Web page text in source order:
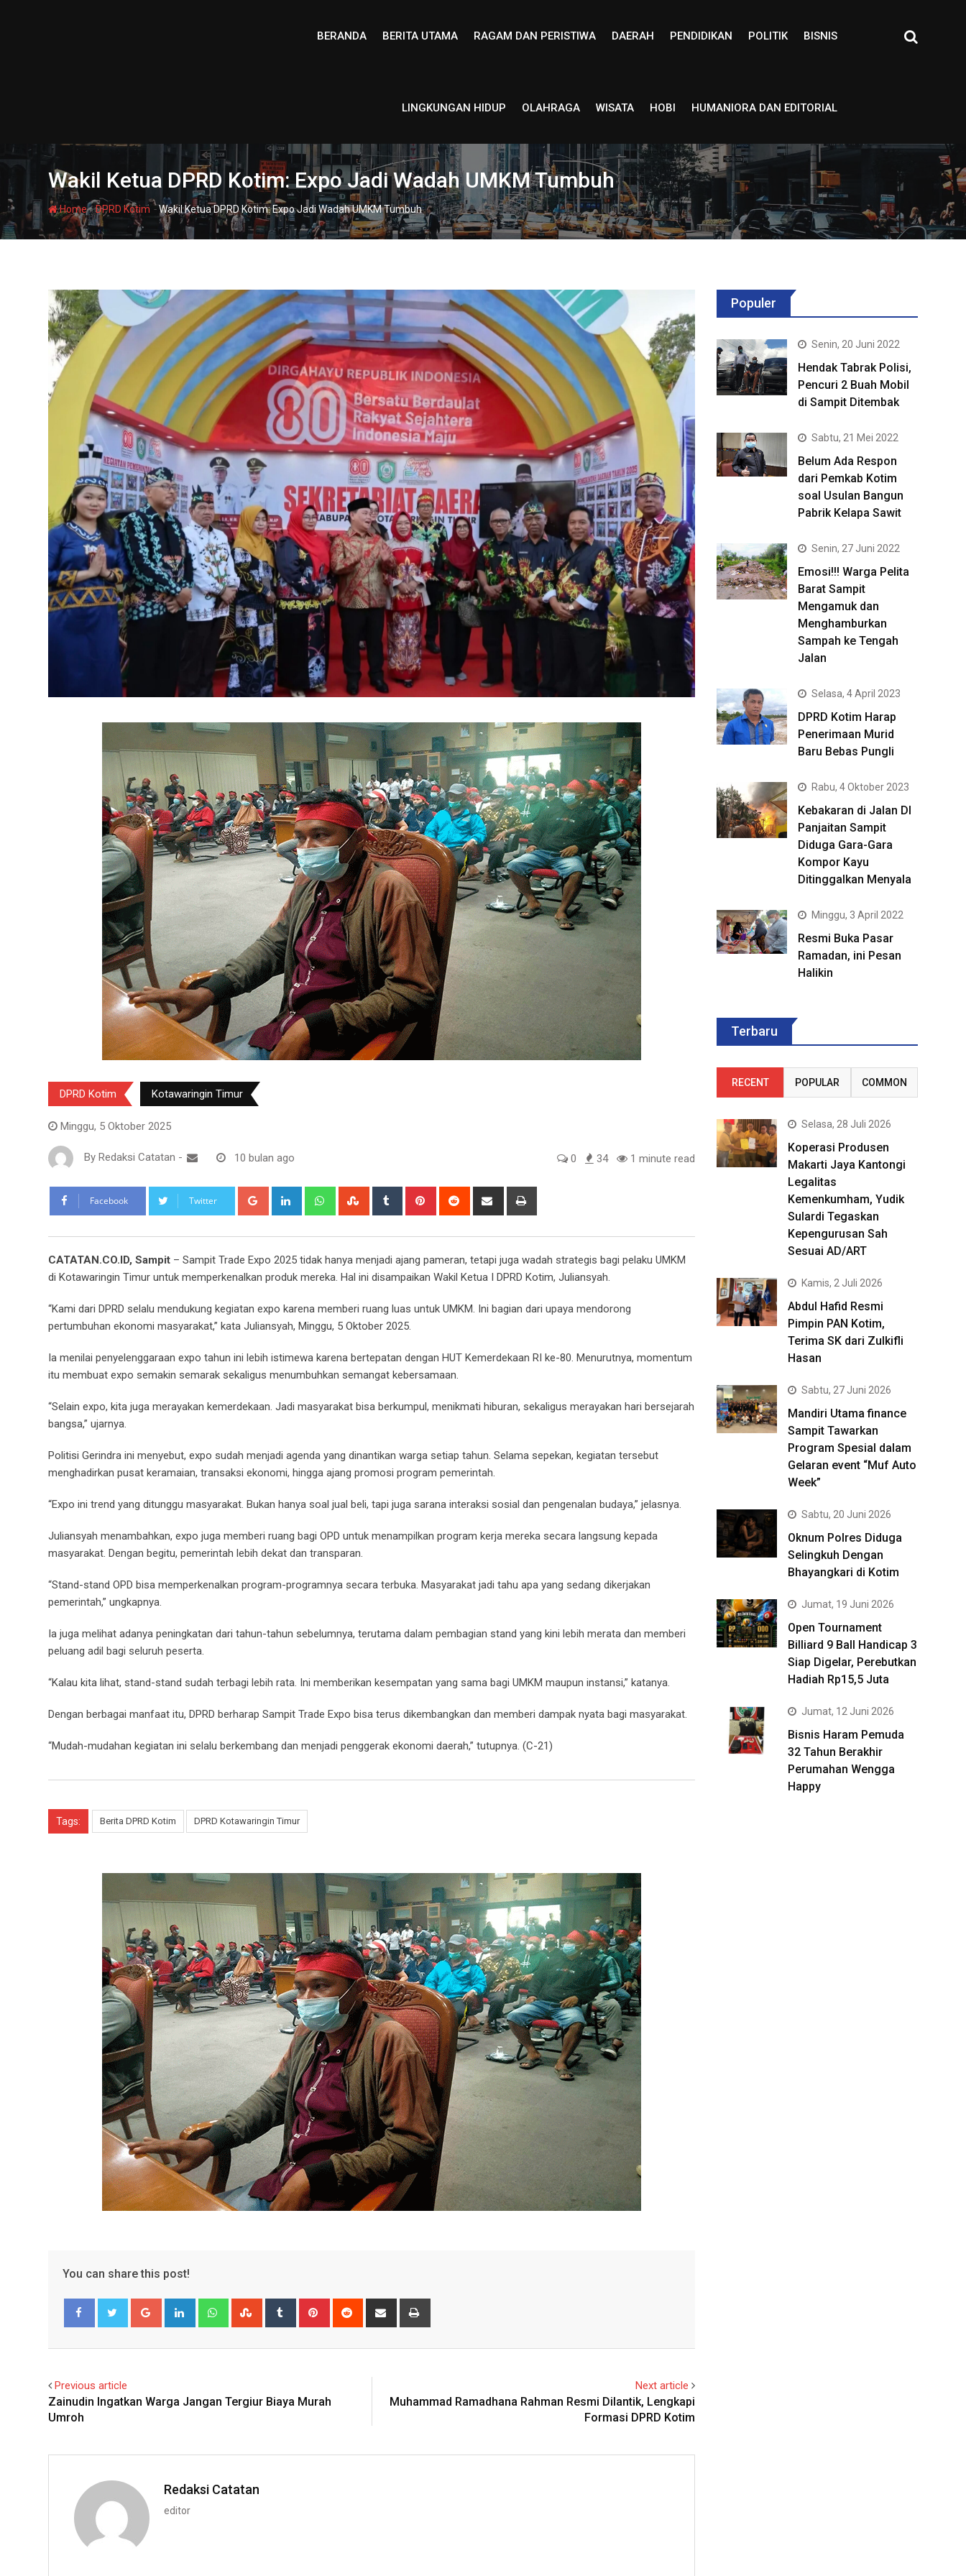
BERANDA BERITA UTAMA RAGAM DAN PERISTIWA DAERAH PENDIDIKAN POLITIK BISNIS
LINGKUNGAN HIDUP OLAHRAGA WISATA HOBI HUMANIORA DAN EDITORIAL
Wakil Ketua DPRD Kotim: Expo Jadi Wadah UMKM Tumbuh
Home-DPRD Kotim -Wakil Ketua DPRD Kotim: Expo Jadi Wadah UMKM Tumbuh
DPRD Kotim Kotawaringin Timur
Minggu, 5 Oktober 2025
By Redaksi Catatan - 10 bulan ago 0 34 1 minute read
Facebook Twitter Google+ LinkedIn WhatsappStumbleUpon
Tumblr Pinterest Reddit
Share
CATATAN.CO.ID, Sampit – Sampit Trade Expo 2025 tidak hanya menjadi ajang pameran, tetapi juga wadah strategis bagi pelaku UMKM
di Kotawaringin Timur untuk memperkenalkan produk mereka. Hal ini disampaikan Wakil Ketua I DPRD Kotim, Juliansyah.
“Kami dari DPRD selalu mendukung kegiatan expo karena memberi ruang luas untuk UMKM. Ini bagian dari upaya mendorong
pertumbuhan ekonomi masyarakat,” kata Juliansyah, Minggu, 5 Oktober 2025.
Ia menilai penyelenggaraan expo tahun ini lebih istimewa karena bertepatan dengan HUT Kemerdekaan RI ke-80. Menurutnya, momentum
itu membuat expo semakin semarak sekaligus menumbuhkan semangat kebersamaan.
“Selain expo, kita juga merayakan kemerdekaan. Jadi masyarakat bisa berkumpul, menikmati hiburan, sekaligus merayakan hari bersejarah
bangsa,” ujarnya.
Politisi Gerindra ini menyebut, expo sudah menjadi agenda yang dinantikan warga setiap tahun. Selama sepekan, kegiatan tersebut
menghadirkan pusat keramaian, transaksi ekonomi, hingga ajang promosi program pemerintah.
“Expo ini trend yang ditunggu masyarakat. Bukan hanya soal jual beli, tapi juga sarana interaksi sosial dan pengenalan budaya,” jelasnya.
Juliansyah menambahkan, expo juga memberi ruang bagi OPD untuk menampilkan program kerja mereka secara langsung kepada
masyarakat. Dengan begitu, pemerintah lebih dekat dan transparan.
“Stand-stand OPD bisa memperkenalkan program-programnya secara terbuka. Masyarakat jadi tahu apa yang sedang dikerjakan
pemerintah,” ungkapnya.
Ia juga melihat adanya peningkatan dari tahun-tahun sebelumnya, terutama dalam pembagian stand yang kini lebih merata dan memberi
peluang adil bagi seluruh peserta.
“Kalau kita lihat, stand-stand sudah terbagi lebih rata. Ini memberikan kesempatan yang sama bagi UMKM maupun instansi,” katanya.
Dengan berbagai manfaat itu, DPRD berharap Sampit Trade Expo bisa terus dikembangkan dan memberi dampak nyata bagi masyarakat.
“Mudah-mudahan kegiatan ini selalu berkembang dan menjadi penggerak ekonomi daerah,” tutupnya. (C-21)
Tags: Berita DPRD Kotim DPRD Kotawaringin Timur
You can share this post!
Google+ LinkedIn WhatsappStumbleUpon
Tumblr Pinterest Reddit
Share
Previous article
Zainudin Ingatkan Warga Jangan Tergiur Biaya Murah
Umroh
Next article
Muhammad Ramadhana Rahman Resmi Dilantik, Lengkapi
Formasi DPRD Kotim
Redaksi Catatan
editor
Populer
Senin, 20 Juni 2022
Hendak Tabrak Polisi,
Pencuri 2 Buah Mobil
di Sampit Ditembak
Sabtu, 21 Mei 2022
Belum Ada Respon
dari Pemkab Kotim
soal Usulan Bangun
Pabrik Kelapa Sawit
Senin, 27 Juni 2022
Emosi!!! Warga Pelita
Barat Sampit
Mengamuk dan
Menghamburkan
Sampah ke Tengah
Jalan
Selasa, 4 April 2023
DPRD Kotim Harap
Penerimaan Murid
Baru Bebas Pungli
Rabu, 4 Oktober 2023
Kebakaran di Jalan DI
Panjaitan Sampit
Diduga Gara-Gara
Kompor Kayu
Ditinggalkan Menyala
Minggu, 3 April 2022
Resmi Buka Pasar
Ramadan, ini Pesan
Halikin
Terbaru
RECENT POPULAR COMMON
Selasa, 28 Juli 2026
Koperasi Produsen
Makarti Jaya Kantongi
Legalitas
Kemenkumham, Yudik
Sulardi Tegaskan
Kepengurusan Sah
Sesuai AD/ART
Kamis, 2 Juli 2026
Abdul Hafid Resmi
Pimpin PAN Kotim,
Terima SK dari Zulkifli
Hasan
Sabtu, 27 Juni 2026
Mandiri Utama finance
Sampit Tawarkan
Program Spesial dalam
Gelaran event “Muf Auto
Week”
Sabtu, 20 Juni 2026
Oknum Polres Diduga
Selingkuh Dengan
Bhayangkari di Kotim
Jumat, 19 Juni 2026
Open Tournament
Billiard 9 Ball Handicap 3
Siap Digelar, Perebutkan
Hadiah Rp15,5 Juta
Jumat, 12 Juni 2026
Bisnis Haram Pemuda
32 Tahun Berakhir
Perumahan Wengga
Happy